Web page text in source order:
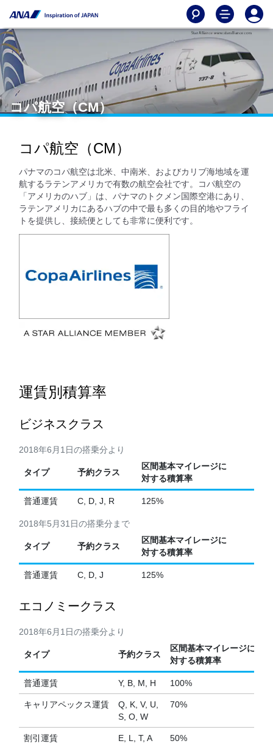
コパ航空（CM）
コパ航空（CM）
パナマのコパ航空は北米、中南米、およびカリブ海地域を運
航するラテンアメリカで有数の航空会社です。コパ航空の
「アメリカのハブ」は、パナマのトクメン国際空港にあり、
ラテンアメリカにあるハブの中で最も多くの目的地やフライ
トを提供し、接続便としても非常に便利です。
運賃別積算率
ビジネスクラス
2018年6月1日の搭乗分より
タイプ 予約クラス
区間基本マイレージに
対する積算率
普通運賃 C, D, J, R 125%
2018年5月31日の搭乗分まで
タイプ 予約クラス
区間基本マイレージに
対する積算率
普通運賃 C, D, J 125%
エコノミークラス
2018年6月1日の搭乗分より
タイプ 予約クラス
区間基本マイレージに
対する積算率
普通運賃 Y, B, M, H 100%
キャリアペックス運賃
Q, K, V, U,
S, O, W
70%
割引運賃 E, L, T, A 50%